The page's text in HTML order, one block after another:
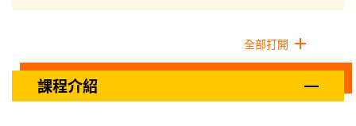
全部打開
課程介紹